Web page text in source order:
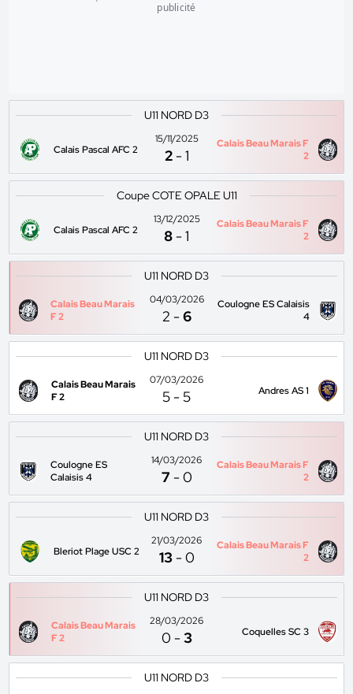
publicité
U11 NORD D3
Calais Pascal AFC 2
15/11/2025
2 -1
Calais Beau Marais F
2
Coupe COTE OPALE U11
Calais Pascal AFC 2
13/12/2025
8 -1
Calais Beau Marais F
2
U11 NORD D3
Calais Beau Marais
F 2
04/03/2026
2 -6
Coulogne ES Calaisis
4
U11 NORD D3
Calais Beau Marais
F 2
07/03/2026
5 - 5 Andres AS 1
U11 NORD D3
Coulogne ES
Calaisis 4
14/03/2026
7 -0
Calais Beau Marais F
2
U11 NORD D3
Bleriot Plage USC 2
21/03/2026
13 -0
Calais Beau Marais F
2
U11 NORD D3
Calais Beau Marais
F 2
28/03/2026
0 -3 Coquelles SC 3
U11 NORD D3